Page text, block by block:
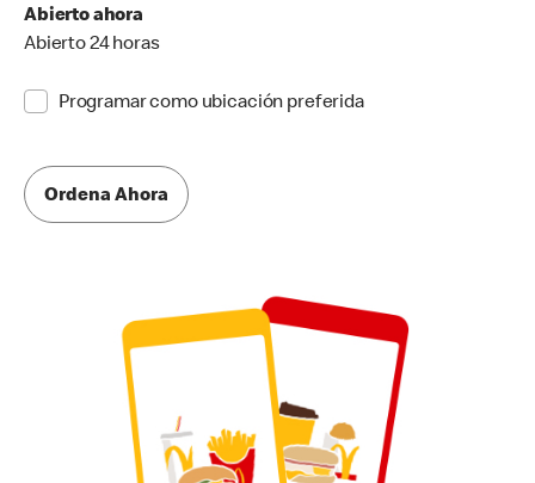
Abierto ahora
Abierto 24 horas
Programar como ubicación preferida
Ordena Ahora